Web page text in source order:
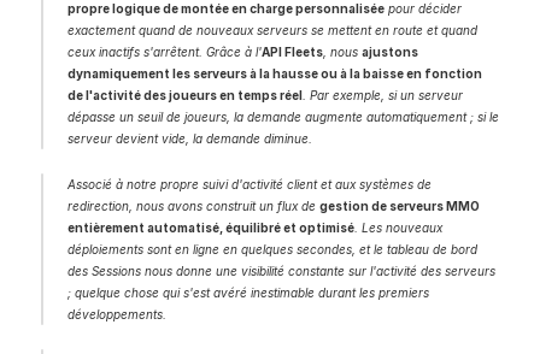
propre logique de montée en charge personnalisée pour décider
exactement quand de nouveaux serveurs se mettent en route et quand
ceux inactifs s'arrêtent. Grâce à l'API Fleets, nous ajustons
dynamiquement les serveurs à la hausse ou à la baisse en fonction
de l'activité des joueurs en temps réel. Par exemple, si un serveur
dépasse un seuil de joueurs, la demande augmente automatiquement ; si le
serveur devient vide, la demande diminue.
Associé à notre propre suivi d'activité client et aux systèmes de
redirection, nous avons construit un flux de gestion de serveurs MMO
entièrement automatisé, équilibré et optimisé. Les nouveaux
déploiements sont en ligne en quelques secondes, et le tableau de bord
des Sessions nous donne une visibilité constante sur l'activité des serveurs
; quelque chose qui s'est avéré inestimable durant les premiers
développements.